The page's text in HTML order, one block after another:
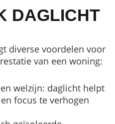
DAGLICHT
diverse voordelen voor
van een woning:
welzijn: daglicht helpt
focus te verhogen